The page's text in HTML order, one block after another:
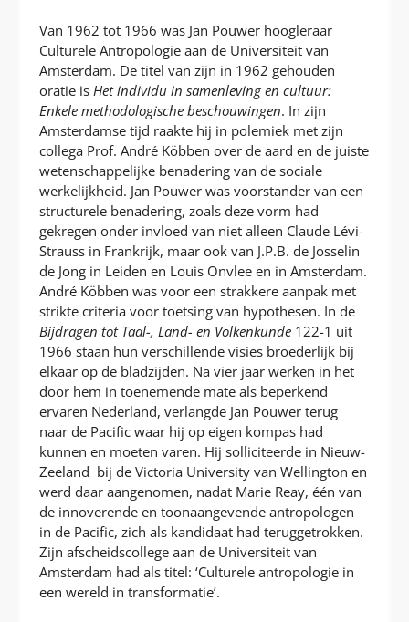
Van 1962 tot 1966 was Jan Pouwer hoogleraar
Culturele Antropologie aan de Universiteit van
Amsterdam. De titel van zijn in 1962 gehouden
oratie isHet individu in samenleving en cultuur:
Enkele methodologische beschouwingen. In zijn
Amsterdamse tijd raakte hij in polemiek met zijn
collega Prof. André Köbben over de aard en de juiste
wetenschappelijke benadering van de sociale
werkelijkheid. Jan Pouwer was voorstander van een
structurele benadering, zoals deze vorm had
gekregen onder invloed van niet alleen Claude Lévi-
Strauss in Frankrijk, maar ook van J.P.B. de Josselin
de Jong in Leiden en Louis Onvlee en in Amsterdam.
André Köbben was voor een strakkere aanpak met
strikte criteria voor toetsing van hypothesen. In de
Bijdragen tot Taal-, Land- en Volkenkunde 122-1 uit
1966 staan hun verschillende visies broederlijk bij
elkaar op de bladzijden. Na vier jaar werken in het
door hem in toenemende mate als beperkend
ervaren Nederland, verlangde Jan Pouwer terug
naar de Pacific waar hij op eigen kompas had
kunnen en moeten varen. Hij solliciteerde in Nieuw-
Zeeland bij de Victoria University van Wellington en
werd daar aangenomen, nadat Marie Reay, één van
de innoverende en toonaangevende antropologen
in de Pacific, zich als kandidaat had teruggetrokken.
Zijn afscheidscollege aan de Universiteit van
Amsterdam had als titel: ‘Culturele antropologie in
een wereld in transformatie’.